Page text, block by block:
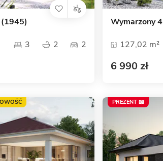
3 2 2
Wymarzony 4
127,02 m²
6 990 zł
PREZENT 📖